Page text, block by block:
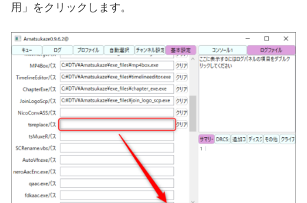
用」をクリックします。